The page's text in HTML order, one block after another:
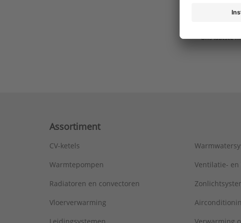
Ons laatste
Assortiment
CV-ketels
Warmtepompen
Radiatoren en convectoren
Vloerverwarming
Ventilatie- en